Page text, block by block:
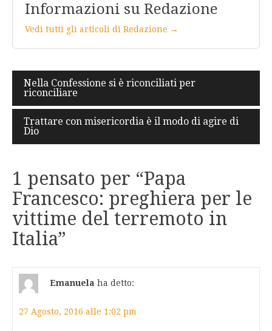
Informazioni su Redazione
Vedi tutti gli articoli di Redazione →
Navigazione
articoli
Nella Confessione si è riconciliati per
riconciliare
Trattare con misericordia è il modo di agire di
Dio
1 pensato per “Papa
Francesco: preghiera per le
vittime del terremoto in
Italia”
Emanuela ha detto:
27 Agosto, 2016 alle 1:02 pm